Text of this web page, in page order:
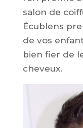
salon de
Écublens
de vos
bien fier de
cheveux.